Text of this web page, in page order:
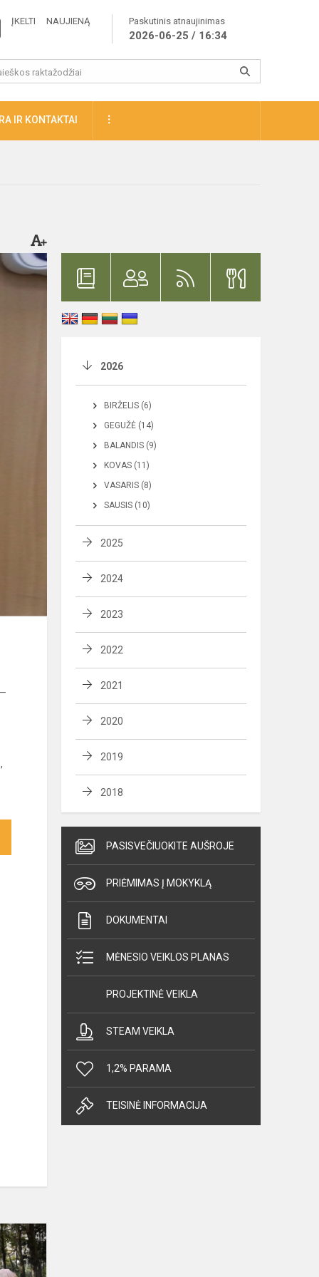
ĮKELTI NAUJIENĄ Paskutinis atnaujinimas
2026-06-25 / 16:34
IR KONTAKTAI
2026
BIRŽELIS (6)
GEGUŽĖ (14)
BALANDIS (9)
KOVAS (11)
VASARIS (8)
SAUSIS (10)
2025
2024
2023
2022
2021
2020
2019
2018
PASISVEČIUOKITE AUŠROJE
PRIĖMIMAS Į MOKYKLĄ
DOKUMENTAI
MĖNESIO VEIKLOS PLANAS
PROJEKTINĖ VEIKLA
STEAM VEIKLA
1,2% PARAMA
TEISINĖ INFORMACIJA